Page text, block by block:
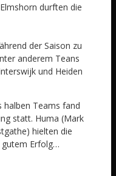
durften die
der Saison zu
anderem Teans
und Heiden
halben Teams fand
statt. Huma (Mark
hielten die
gutem Erfolg…